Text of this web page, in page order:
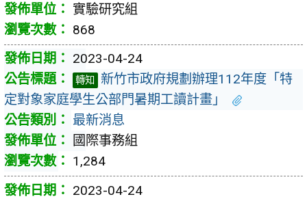
實驗研究組
868
2023-04-24
轉知
新竹市政府規劃辦理112年度「特
定對象家庭學生公部門暑期工讀計畫」
最新消息
國際事務組
1,284
2023-04-24